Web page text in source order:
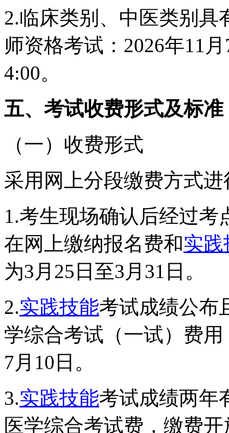
2.临床类别、中医类别
师资格考试：2026年11
4:00。
五、考试收费形式及标准
（一）收费形式
采用网上分段缴费方式进
1.考生现场确认后经过
在网上缴纳报名费和实践
为3月25日至3月31日。
2.实践技能考试成绩公布
学综合考试（一试）费
7月10日。
3.实践技能考试成绩两年
医学综合考试费，缴费